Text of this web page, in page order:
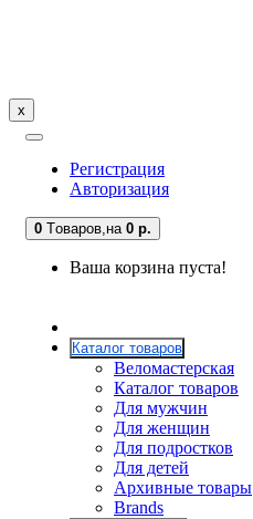
x
Регистрация
Авторизация
0 Tоваров,на 0 р.
Ваша корзина пуста!
Каталог товаров
Веломастерская
Каталог товаров
Для мужчин
Для женщин
Для подростков
Для детей
Архивные товары
Brands